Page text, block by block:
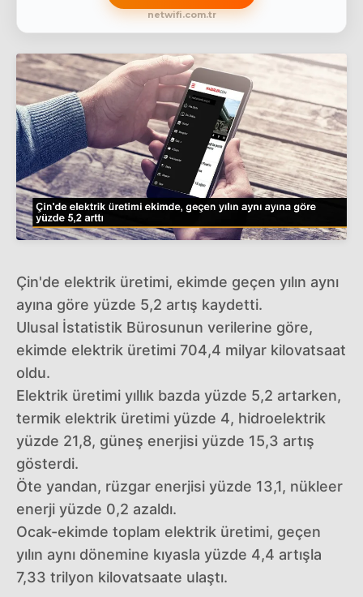
netwifi.com.tr
Çin'de elektrik üretimi, ekimde geçen yılın aynı
ayına göre yüzde 5,2 artış kaydetti.
Ulusal İstatistik Bürosunun verilerine göre,
ekimde elektrik üretimi 704,4 milyar kilovatsaat
oldu.
Elektrik üretimi yıllık bazda yüzde 5,2 artarken,
termik elektrik üretimi yüzde 4, hidroelektrik
yüzde 21,8, güneş enerjisi yüzde 15,3 artış
gösterdi.
Öte yandan, rüzgar enerjisi yüzde 13,1, nükleer
enerji yüzde 0,2 azaldı.
Ocak-ekimde toplam elektrik üretimi, geçen
yılın aynı dönemine kıyasla yüzde 4,4 artışla
7,33 trilyon kilovatsaate ulaştı.